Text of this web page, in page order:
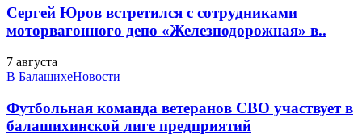
Сергей Юров встретился с сотрудниками
моторвагонного депо «Железнодорожная» в..
7 августа
В БалашихеНовости
Футбольная команда ветеранов СВО участвует в
балашихинской лиге предприятий